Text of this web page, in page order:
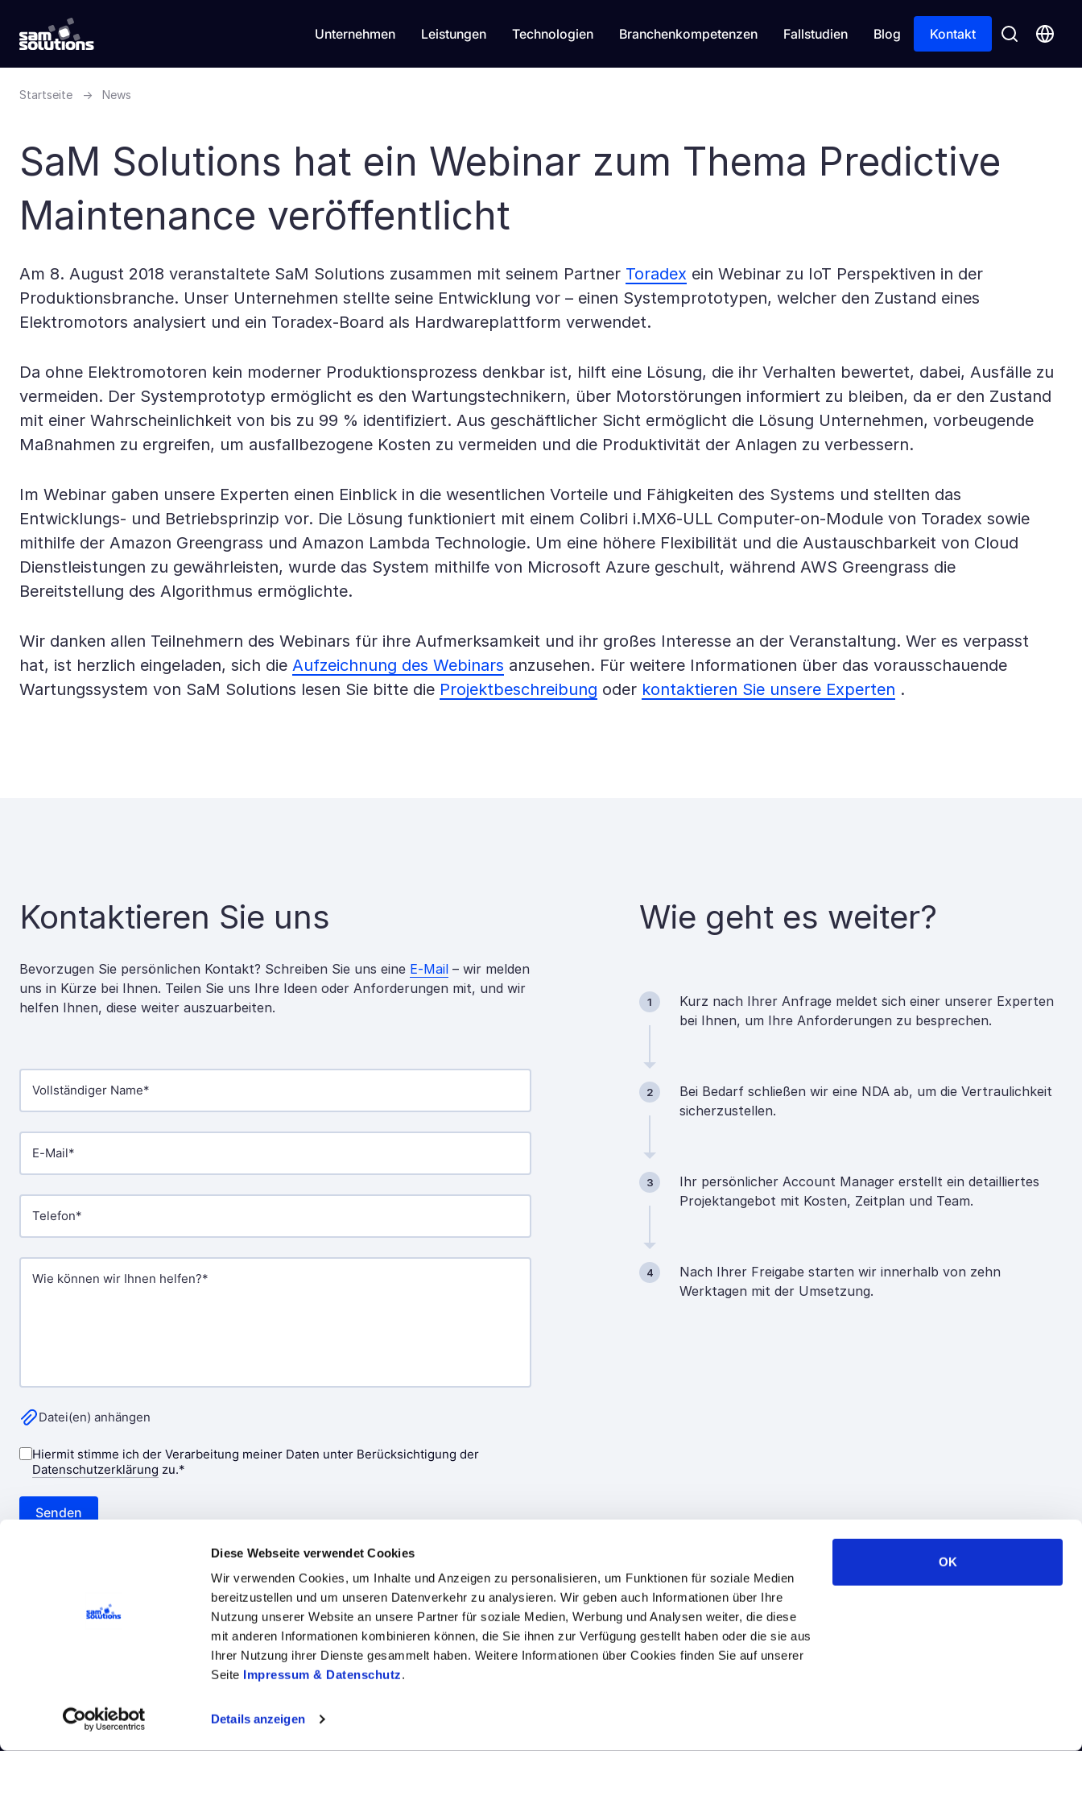
Diese Webseite verwendet Cookies
Wir verwenden Cookies, um Inhalte und Anzeigen zu personalisieren, um Funktionen für soziale Medien
bereitzustellen und um unseren Datenverkehr zu analysieren. Wir geben auch Informationen über Ihre
Nutzung unserer Website an unsere Partner für soziale Medien, Werbung und Analysen weiter, die diese
mit anderen Informationen kombinieren können, die Sie ihnen zur Verfügung gestellt haben oder die sie aus
Ihrer Nutzung ihrer Dienste gesammelt haben. Weitere Informationen über Cookies finden Sie auf unserer
Seite Impressum & Datenschutz.
Details anzeigen
OK
Unternehmen Leistungen Technologien Branchenkompetenzen Fallstudien Blog Kontakt
Startseite → News
SaM Solutions hat ein Webinar zum Thema Predictive
Maintenance veröffentlicht
Am 8. August 2018 veranstaltete SaM Solutions zusammen mit seinem Partner Toradex ein Webinar zu IoT Perspektiven in der
Produktionsbranche. Unser Unternehmen stellte seine Entwicklung vor – einen Systemprototypen, welcher den Zustand eines
Elektromotors analysiert und ein Toradex-Board als Hardwareplattform verwendet.
Da ohne Elektromotoren kein moderner Produktionsprozess denkbar ist, hilft eine Lösung, die ihr Verhalten bewertet, dabei, Ausfälle zu
vermeiden. Der Systemprototyp ermöglicht es den Wartungstechnikern, über Motorstörungen informiert zu bleiben, da er den Zustand
mit einer Wahrscheinlichkeit von bis zu 99 % identifiziert. Aus geschäftlicher Sicht ermöglicht die Lösung Unternehmen, vorbeugende
Maßnahmen zu ergreifen, um ausfallbezogene Kosten zu vermeiden und die Produktivität der Anlagen zu verbessern.
Im Webinar gaben unsere Experten einen Einblick in die wesentlichen Vorteile und Fähigkeiten des Systems und stellten das
Entwicklungs- und Betriebsprinzip vor. Die Lösung funktioniert mit einem Colibri i.MX6-ULL Computer-on-Module von Toradex sowie
mithilfe der Amazon Greengrass und Amazon Lambda Technologie. Um eine höhere Flexibilität und die Austauschbarkeit von Cloud
Dienstleistungen zu gewährleisten, wurde das System mithilfe von Microsoft Azure geschult, während AWS Greengrass die
Bereitstellung des Algorithmus ermöglichte.
Wir danken allen Teilnehmern des Webinars für ihre Aufmerksamkeit und ihr großes Interesse an der Veranstaltung. Wer es verpasst
hat, ist herzlich eingeladen, sich die Aufzeichnung des Webinars anzusehen. Für weitere Informationen über das vorausschauende
Wartungssystem von SaM Solutions lesen Sie bitte die Projektbeschreibung oder kontaktieren Sie unsere Experten .
Kontaktieren Sie uns
Bevorzugen Sie persönlichen Kontakt? Schreiben Sie uns eine E-Mail – wir melden
uns in Kürze bei Ihnen. Teilen Sie uns Ihre Ideen oder Anforderungen mit, und wir
helfen Ihnen, diese weiter auszuarbeiten.
Wie geht es weiter?
1
Kurz nach Ihrer Anfrage meldet sich einer unserer Experten
bei Ihnen, um Ihre Anforderungen zu besprechen.
2
Bei Bedarf schließen wir eine NDA ab, um die Vertraulichkeit
sicherzustellen.
3
Ihr persönlicher Account Manager erstellt ein detailliertes
Projektangebot mit Kosten, Zeitplan und Team.
4
Nach Ihrer Freigabe starten wir innerhalb von zehn
Werktagen mit der Umsetzung.
Unternehmen Leistungen TechnologienBranchenkompetenzen